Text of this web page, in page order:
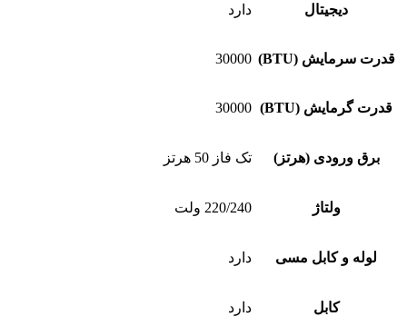
دیجیتال دارد
قدرت سرمایش (BTU) 30000
قدرت گرمایش (BTU) 30000
برق ورودی (هرتز) تک فاز 50 هرتز
ولتاژ 220/240 ولت
لوله و کابل مسی دارد
کابل دارد